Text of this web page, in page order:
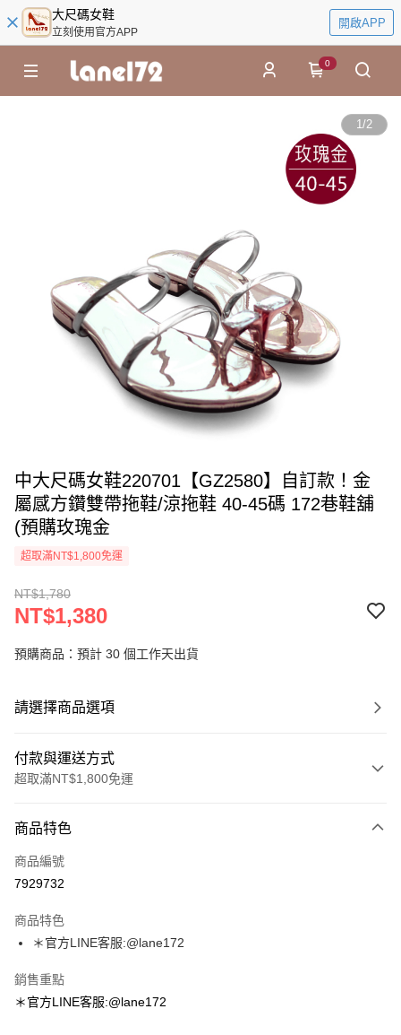
大尺碼女鞋
立刻使用官方APP
開啟APP
0
1/2
中大尺碼女鞋220701【GZ2580】自訂款！金
屬感方鑽雙帶拖鞋/涼拖鞋 40-45碼 172巷鞋舖
(預購玫瑰金
超取滿NT$1,800免運
NT$1,780
NT$1,380
預購商品：預計 30 個工作天出貨
請選擇商品選項
付款與運送方式
超取滿NT$1,800免運
信用卡一次付款
超商取貨付款
Apple Pay
街口支付
悠遊付
商品特色
商品編號
7929732
商品特色
＊官方LINE客服:@lane172
銷售重點
＊官方LINE客服:@lane172